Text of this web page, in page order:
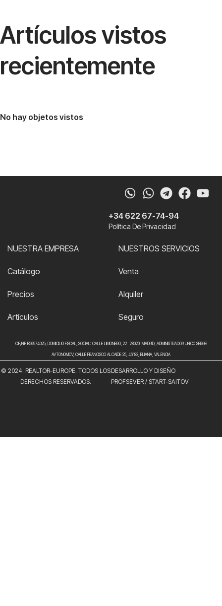
Artículos vistos
recientemente
No hay objetos vistos
Whatsapp
Telegram
+34 622 67-74-94
Política De Privacidad
NUESTRA EMPRESA
Catálogo
Precios
Artículos
NUESTROS SERVICIOS
Venta
Alquiler
Seguro
CIF/NIF B56974025, DOMICILIO FISCAL, SOCIAL: CALLE LIMONERO, 22 28020 MADRID, ADMINISTRADOR UNICO SERGEI
AVTONOMOV, CALLE FRANCISCO ALCAIDE 25, 46183, ELIANA, VALENCIA
© 2024. REALTOR-EUROPE. TODOS LOS
DERECHOS RESERVADOS.
DESARROLLO Y DISEÑO
PROFSEVER / START-SAITOV